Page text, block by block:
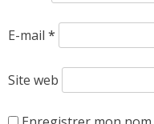
E-mail *
Site web